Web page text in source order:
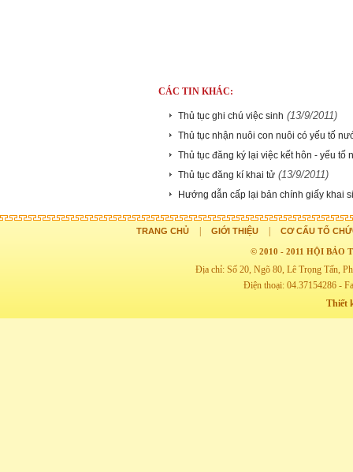
CÁC TIN KHÁC:
Thủ tục ghi chú việc sinh (13/9/2011)
Thủ tục nhận nuôi con nuôi có yếu tố
Thủ tục đăng ký lại việc kết hôn - yếu tố
Thủ tục đăng kí khai tử (13/9/2011)
Hướng dẫn cấp lại bản chính giấy khai
TRANG CHỦ GIỚI THIỆU CƠ CẤU TỔ
© 2010 - 2011 HỘI BẢO
Địa chỉ: Số 20, Ngõ 80, Lê Trọng Tấn,
Điện thoại: 04.37154286 -
Thiết